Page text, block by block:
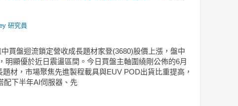
研究員
買盤迴流鎖定營收成長題材家登(3680)股價上漲，盤中
明顯優於近日震盪區間。今日買盤主軸圍繞剛公佈的6月
材，市場聚焦先進製程載具與EUV POD出貨比重提高，
配下半年AI伺服器、先